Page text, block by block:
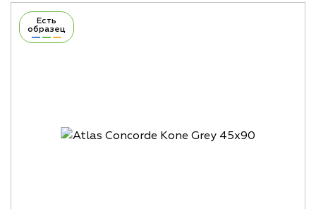
Есть
образец